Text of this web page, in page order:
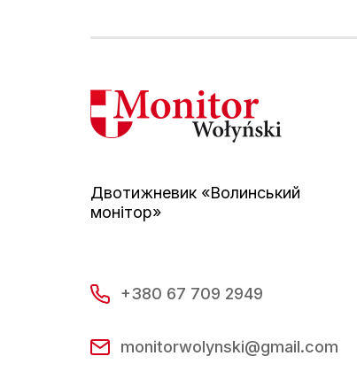
Двотижневик «Волинський
монітор»
+380 67 709 2949
monitorwolynski@gmail.com